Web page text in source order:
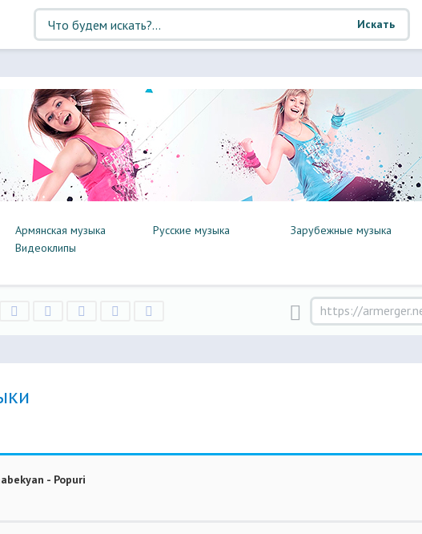
Искать
Армянская музыка Русские музыка Зарубежные музыка
Видеоклипы
- Popuri